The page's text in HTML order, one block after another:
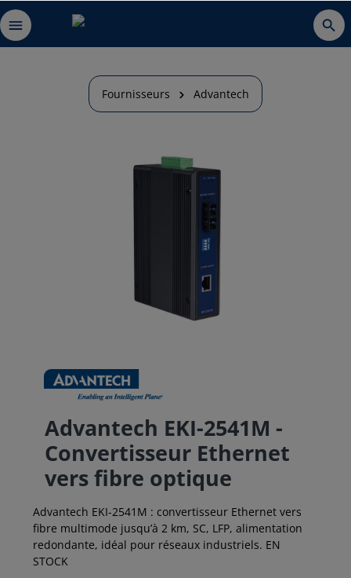
Fournisseurs Advantech
Advantech EKI-2541M -
Convertisseur Ethernet
vers fibre optique
Advantech EKI-2541M : convertisseur Ethernet vers
fibre multimode jusqu’à 2 km, SC, LFP, alimentation
redondante, idéal pour réseaux industriels. EN
STOCK